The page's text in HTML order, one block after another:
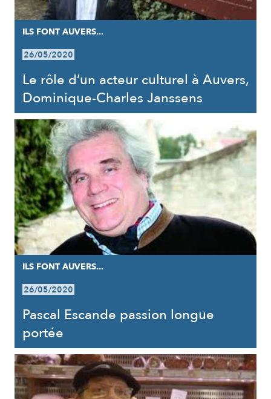
ILS FONT AUVERS...
26/05/2020
Le rôle d’un acteur culturel à Auvers,
Dominique-Charles Janssens
ILS FONT AUVERS...
26/05/2020
Pascal Escande passion longue
portée